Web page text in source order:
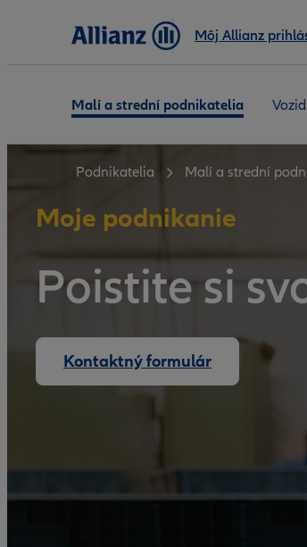
Môj Allianz
Malí a strední podnikatelia
Podnikatelia Malí a strední
Moje podnikanie
Poistite si
Kontaktný formulár